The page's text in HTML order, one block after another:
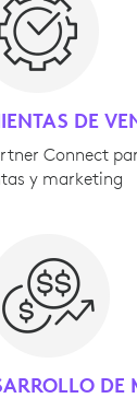
DE
Connect
y marketing
DE